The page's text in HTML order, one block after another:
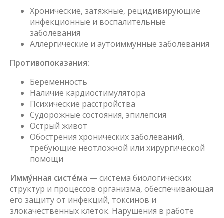
Хронические, затяжные, рецидивирующие
инфекционные и воспалительные
заболевания
Аллергические и аутоиммунные заболевания
Противопоказания:
Беременность
Наличие кардиостимулятора
Психические расстройства
Судорожные состояния, эпилепсия
Острый живот
Обострения хронических заболеваний,
требующие неотложной или хирургической
помощи
Имму́нная систе́ма — система биологических
структур и процессов организма, обеспечивающая
его защиту от инфекций, токсинов и
злокачественных клеток. Нарушения в работе